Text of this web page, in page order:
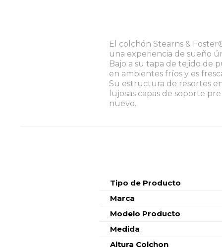
El colchón Stearns &
una experiencia de sueño
Bajo a su tapa de tejido de
en ambientes fríos y es
Su estructura de resortes
lujosas capas de soporte
nuevo.
Características
Tipo de Producto
Marca
Modelo Producto
Medida
Altura Colchon